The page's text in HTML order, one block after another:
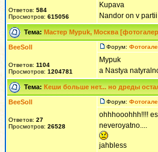
Ответов: 584
Просмотров: 615056
Kupava
Nandor on v
Тема: Мастер Mypuk, Москва
BeeSoll
Ответов: 1104
Просмотров: 1204781
Форум:
Mypuk
a Nastya
Тема: Кеши больше нет... но дреды
BeeSoll
Ответов: 27
Просмотров: 26528
Форум:
ohhhooohhh!!!!
neveroyatno....
jahbless